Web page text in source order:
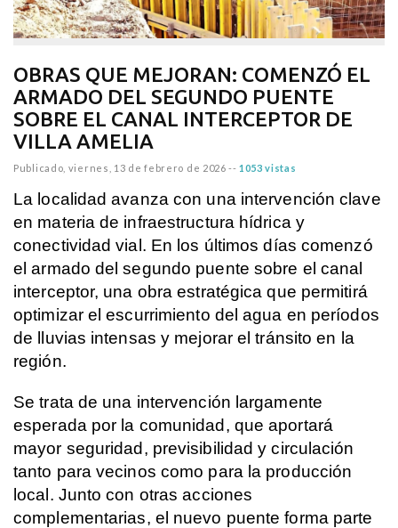
OBRAS QUE MEJORAN: COMENZÓ EL
ARMADO DEL SEGUNDO PUENTE
SOBRE EL CANAL INTERCEPTOR DE
VILLA AMELIA
Publicado, viernes, 13 de febrero de 2026 -- 1053 vistas
La localidad avanza con una intervención clave
en materia de infraestructura hídrica y
conectividad vial. En los últimos días comenzó
el armado del segundo puente sobre el canal
interceptor, una obra estratégica que permitirá
optimizar el escurrimiento del agua en períodos
de lluvias intensas y mejorar el tránsito en la
región.
Se trata de una intervención largamente
esperada por la comunidad, que aportará
mayor seguridad, previsibilidad y circulación
tanto para vecinos como para la producción
local. Junto con otras acciones
complementarias, el nuevo puente forma parte